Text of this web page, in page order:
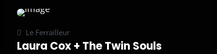
Le Ferrailleur
Laura Cox + The Twin Souls